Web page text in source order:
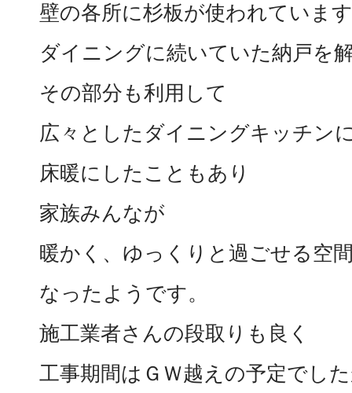
壁の各所に杉板が使われていま
ダイニングに続いていた納戸を
その部分も利用して
広々としたダイニングキッチン
床暖にしたこともあり
家族みんなが
暖かく、ゆっくりと過ごせる空
なったようです。
施工業者さんの段取りも良く
工事期間はＧＷ越えの予定でし